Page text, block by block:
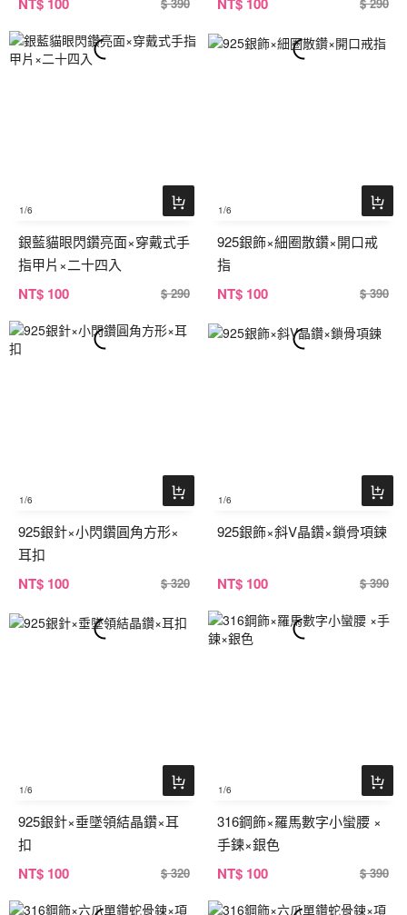
1/6
銀藍貓眼閃鑽亮面×穿戴式手
指甲片×二十四入
NT$ 100 $ 290
1/6
925銀飾×細圈散鑽×開口戒
指
NT$ 100 $ 390
1/6
925銀針×小閃鑽圓角方形×
耳扣
NT$ 100 $ 320
1/6
925銀飾×斜V晶鑽×鎖骨項鍊
NT$ 100 $ 390
1/6
925銀針×垂墜領結晶鑽×耳
扣
NT$ 100 $ 320
1/6
316鋼飾×羅馬數字小蠻腰 ×
手鍊×銀色
NT$ 100 $ 390